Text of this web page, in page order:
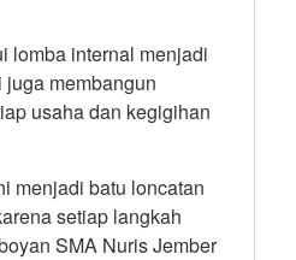
lomba internal menjadi
membangun
usaha dan kegigihan
menjadi batu loncatan
setiap langkah
SMA Nuris Jember